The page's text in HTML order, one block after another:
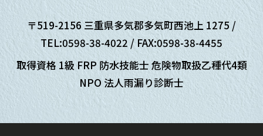
〒519-2156 三重県多気郡多気町西池上 1275 /
TEL:0598-38-4022 / FAX:0598-38-4455
取得資格 1級 FRP 防水技能士 危険物取扱乙種代4類
NPO 法人雨漏り診断士